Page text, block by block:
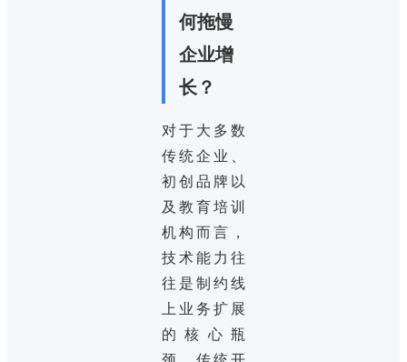
何拖慢
企业增
长？
对于大多数
传统企业、
初创品牌以
及教育培训
机构而言，
技术能力往
往是制约线
上业务扩展
的核心瓶